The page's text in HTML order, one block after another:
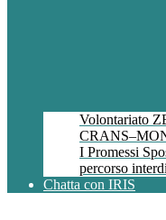
Volontariato
I Promessi
percorso
Chatta con IRIS